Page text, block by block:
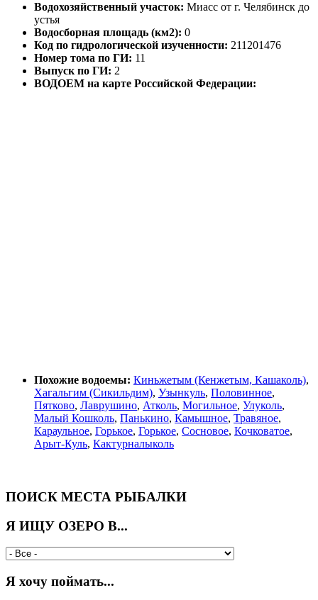
Водохозяйственный участок: Миасс от г. Челябинск до
устья
Водосборная площадь (км2): 0
Код по гидрологической изученности: 211201476
Номер тома по ГИ: 11
Выпуск по ГИ: 2
ВОДОЕМ на карте Российской Федерации:
Похожие водоемы: Киньжетым (Кенжетым, Кашаколь),
Хагальгим (Сикильдим), Узынкуль, Половинное,
Пятково, Лаврушино, Атколь, Могильное, Улуколь,
Малый Кошколь, Панькино, Камышное, Травяное,
Караульное, Горькое, Горькое, Сосновое, Кочковатое,
Арыт-Куль, Кактурналыколь
ПОИСК МЕСТА РЫБАЛКИ
Я ИЩУ ОЗЕРО В...
Я хочу поймать...